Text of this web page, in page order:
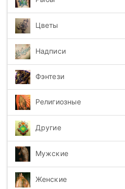
Цветы
Надписи
Фэнтези
Религиозные
Другие
Мужские
Женские